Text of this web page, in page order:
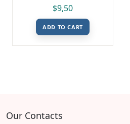
$9,50
ADD TO CART
Our Contacts